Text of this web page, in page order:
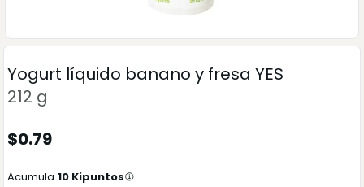
Yogurt líquido banano y fresa YES
212 g
$0.79
Acumula 10 Kipuntos